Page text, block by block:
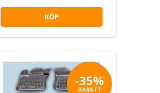
KÖP
-35%
RABATT